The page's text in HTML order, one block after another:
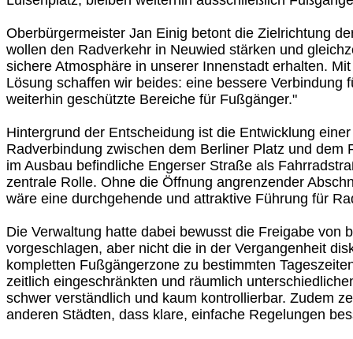
Oberbürgermeister Jan Einig betont die Zielrichtung
wollen den Radverkehr in Neuwied stärken und
sichere Atmosphäre in unserer Innenstadt erhalten.
Lösung schaffen wir beides: eine bessere Verbindung
weiterhin geschützte Bereiche für Fußgänger."
Hintergrund der Entscheidung ist die Entwicklung
Radverbindung zwischen dem Berliner Platz und dem
im Ausbau befindliche Engerser Straße als
zentrale Rolle. Ohne die Öffnung angrenzender
wäre eine durchgehende und attraktive Führung für
Die Verwaltung hatte dabei bewusst die Freigabe von
vorgeschlagen, aber nicht die in der Vergangenheit
kompletten Fußgängerzone zu bestimmten
zeitlich eingeschränkten und räumlich
schwer verständlich und kaum kontrollierbar. Zudem
anderen Städten, dass klare, einfache Regelungen